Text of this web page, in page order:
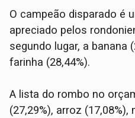
O campeão disparado é
apreciado pelos
segundo lugar, a banana
farinha (28,44%).
A lista do rombo no
(27,29%), arroz (17,08%),